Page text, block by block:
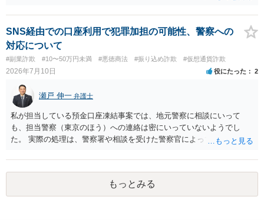
SNS経由での口座利用で犯罪加担の可能性、警察への
対応について
#副業詐欺 #10〜50万円未満 #悪徳商法 #振り込め詐欺 #仮想通貨詐欺
2026年7月10日 役にたった 2
瀬戸 伸一 弁護士
私が担当している預金口座凍結事案では、地元警察に相談にいって
も、担当警察（東京のほう）への連絡は密にいっていないようでし
た。 実際の処理は、警察署や相談を受けた警察官によってだいぶ変わ
いて弁護士に依頼を検討されてください。
もっとみる